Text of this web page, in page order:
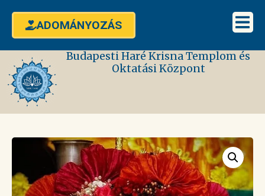
ADOMÁNYOZÁS
Budapesti Haré Krisna Templom és
Oktatási Központ